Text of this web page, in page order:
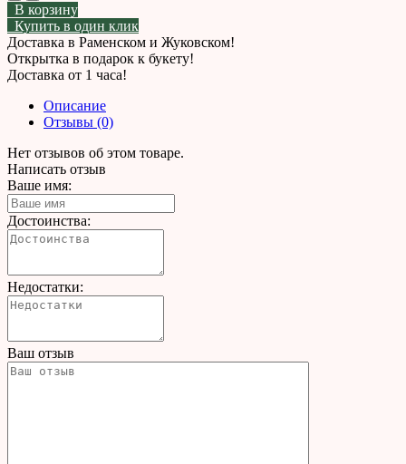
В корзину
Купить в один клик
Доставка в Раменском и Жуковском!
Открытка в подарок к букету!
Доставка от 1 часа!
Описание
Отзывы (0)
Нет отзывов об этом товаре.
Написать отзыв
Ваше имя:
Достоинства:
Недостатки:
Ваш отзыв